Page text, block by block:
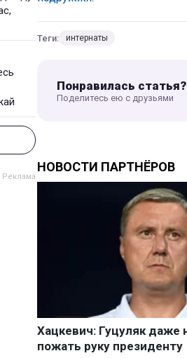
Теги: интернаты
Понравилась статья?
Поделитесь ею с друзьями